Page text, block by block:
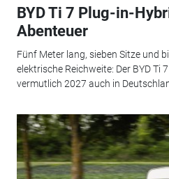
BYD Ti 7 Plug-in-
Abenteuer
Fünf Meter lang, sieben Sitze und
elektrische Reichweite: Der BYD Ti
vermutlich 2027 auch in